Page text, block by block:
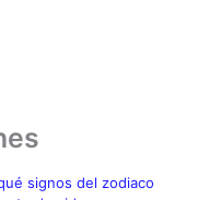
signos del zodiaco